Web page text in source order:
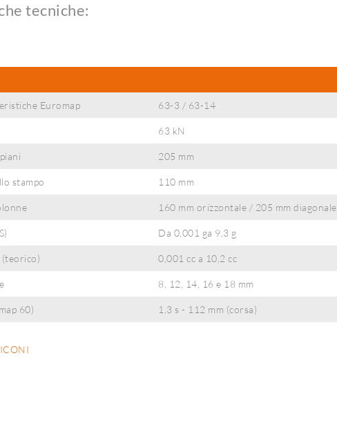
tecniche:
Euromap 63-3 / 63-14
63 kN
205 mm
stampo 110 mm
160 mm orizzontale / 205 mm diagonale
Da 0,001 ga 9,3 g
0,001 cc a 10,2 cc
8, 12, 14, 16 e 18 mm
60) 1,3 s - 112 mm (corsa)